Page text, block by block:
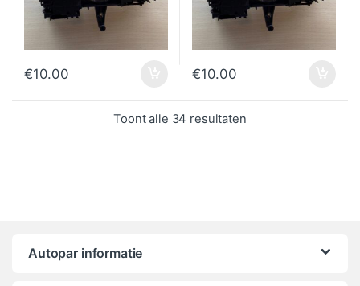
€10.00 €10.00
Toont alle 34 resultatenGesorteerd op
Autopar informatie